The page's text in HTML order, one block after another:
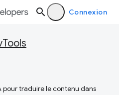
Connexion
traduire le contenu dans